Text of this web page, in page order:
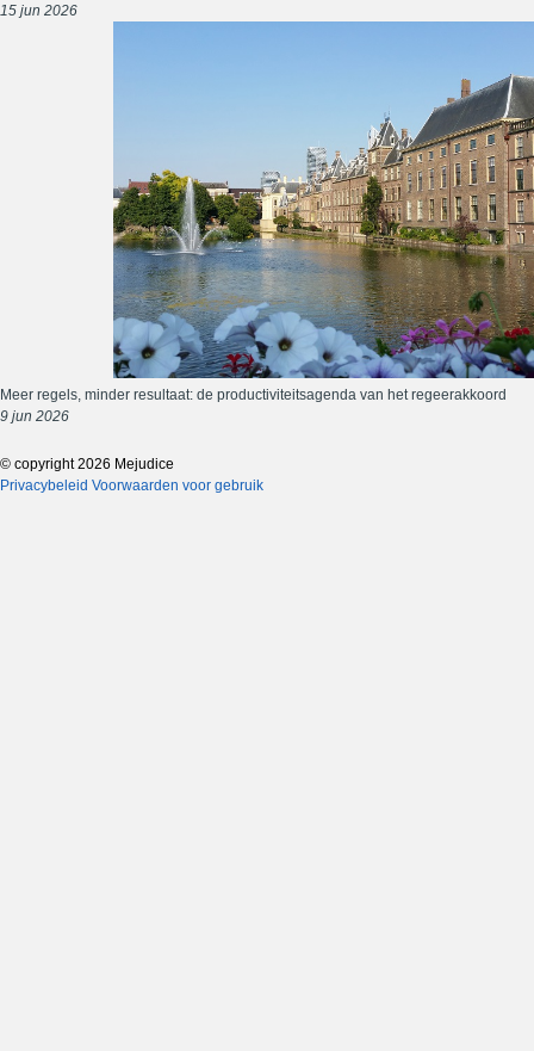
15 jun 2026
Meer regels, minder resultaat: de productiviteitsagenda van het regeerakkoord
9 jun 2026
© copyright 2026 Mejudice
Privacybeleid Voorwaarden voor gebruik